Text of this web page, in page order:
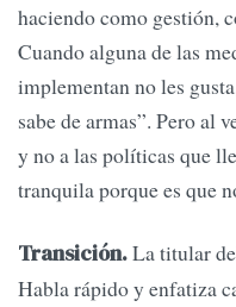
haciendo como gestión,
Cuando alguna de las
implementan no les
sabe de armas”. Pero al
y no a las políticas que
tranquila porque es que
Transición.La titular
Habla rápido y enfatiza